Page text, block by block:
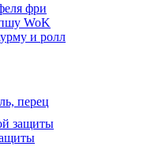
фри
WoK
и ролл
перец
защиты